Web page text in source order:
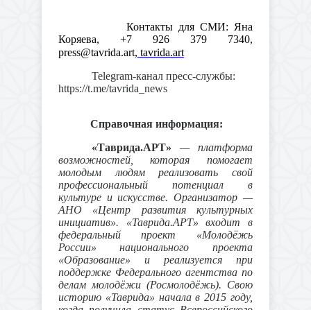
Контакты для СМИ: Яна
Коряева, +7 926 379 7340,
press@tavrida.art, tavrida.art
Telegram-канал пресс-службы:
https://t.me/tavrida_news
Справочная информация:
«Таврида.АРТ» — платформа
возможностей, которая помогает
молодым людям реализовать свой
профессиональный потенциал в
культуре и искусстве. Организатор —
АНО «Центр развития культурных
инициатив». «Таврида.АРТ» входит в
федеральный проект «Молодёжь
России» национального проекта
«Образование» и реализуется при
поддержке Федерального агентства по
делам молодёжи (Росмолодёжь). Свою
историю «Таврида» начала в 2015 году,